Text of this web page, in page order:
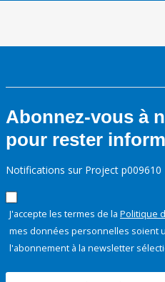
Abonnez-vous à
pour rester
Notifications sur Project p009610
J'accepte les termes de la Politique
mes données personnelles soient
l'abonnement à la newsletter